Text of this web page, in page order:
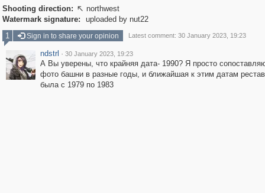
Shooting direction:  northwest
Watermark signature:
uploaded by nut22
1
Sign in to share your opinion Latest comment: 30 January 2023, 19:23
ndstrl · 30 January 2023, 19:23
А Вы уверены, что крайняя дата- 1990? Я просто
фото башни в разные годы, и ближайшая к этим датам
была с 1979 по 1983